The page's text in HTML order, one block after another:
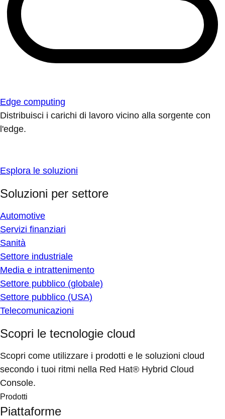
Edge computing
Distribuisci i carichi di lavoro vicino alla sorgente con
l'edge.
Esplora le soluzioni
Soluzioni per settore
Automotive
Servizi finanziari
Sanità
Settore industriale
Media e intrattenimento
Settore pubblico (globale)
Settore pubblico (USA)
Telecomunicazioni
Scopri le tecnologie cloud
Scopri come utilizzare i prodotti e le soluzioni cloud
secondo i tuoi ritmi nella Red Hat® Hybrid Cloud
Console.
Prodotti
Piattaforme